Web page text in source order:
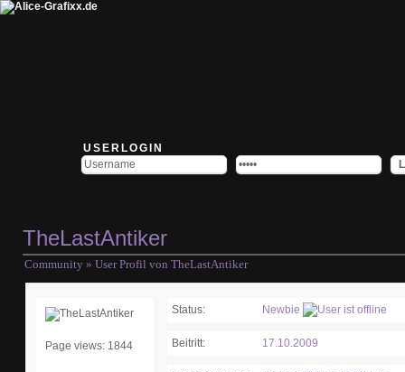
USERLOGIN
TheLastAntiker
Community » User Profil von TheLastAntiker
Page views: 1844
Status: Newbie
Beitritt: 17.10.2009